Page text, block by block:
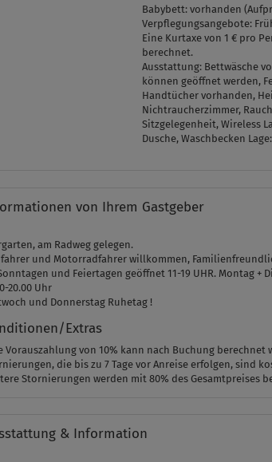
Babybett: vorhanden
Verpflegungsangebote:
Eine Kurtaxe von 1 € pro
berechnet.
Ausstattung: Bettwäsche
können geöffnet werden,
Handtücher vorhanden,
Nichtraucherzimmer,
Sitzgelegenheit, Wireless
Dusche, Waschbecken Lage:
von Ihrem Gastgeber
am Radweg gelegen.
und Motorradfahrer willkommen,
und Feiertagen geöffnet 11-19 UHR. Montag +
20.00 Uhr
und Donnerstag Ruhetag !
Extras
Vorauszahlung von 10% kann nach Buchung berechnet
die bis zu 7 Tage vor Anreise erfolgen, sind
Stornierungen werden mit 80% des Gesamtpreises
& Information